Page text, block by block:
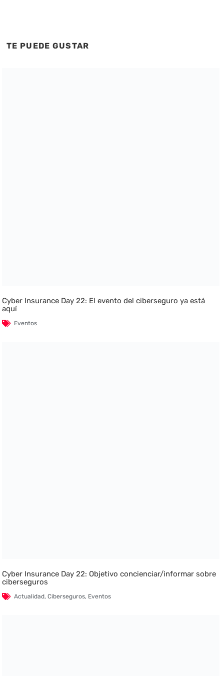
TE PUEDE GUSTAR
Cyber Insurance Day 22: El evento del ciberseguro ya está
aquí
Eventos
Cyber Insurance Day 22: Objetivo concienciar/informar sobre
ciberseguros
Actualidad,Ciberseguros, Eventos